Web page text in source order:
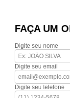
FAÇA UM
Digite seu nome
Digite seu email
Digite seu telefone